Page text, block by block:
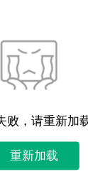
败，请重新加
重新加载